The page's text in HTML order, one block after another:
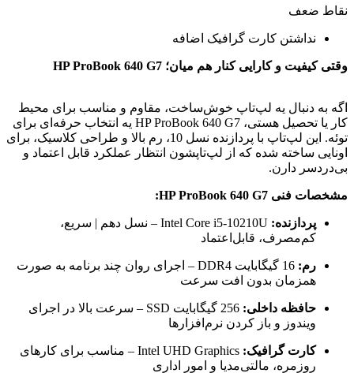
نقاط ضعف
نداشتن کارت گرافیک اضافه
وقتی کیفیت و کارایی کنار هم میان؛ HP ProBook 640 G7
اگه به دنبال یه لپ‌تاپ خوش‌ساخت، مقاوم و مناسب برای محیط
کار یا تحصیل هستی، HP ProBook 640 G7 یه انتخاب حرفه‌ای برای
توئه. این لپ‌تاپ با پردازنده نسل 10، رم بالا و طراحی کلاسیک، برای
اونایی ساخته شده که از لپ‌تاپشون انتظار عملکرد قابل اعتماد و
بی‌دردسر دارن.
مشخصات فنی HP ProBook 640 G7:
پردازنده:
Intel Core i5-10210U – نسل دهم | سریع،
کم‌مصرف، قابل‌اعتماد
رم:
16 گیگابایت DDR4 – اجرای روان چند برنامه به صورت
همزمان بدون افت سرعت
حافظه داخلی:
256 گیگابایت SSD – سرعت بالا در اجرای
ویندوز و باز کردن نرم‌افزارها
کارت گرافیک:
Intel UHD Graphics – مناسب برای کارهای
روزمره، مالتی‌مدیا و امور اداری